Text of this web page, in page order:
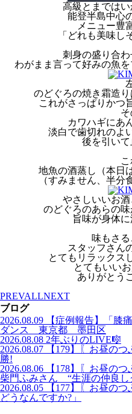
高級とまでは
能登半島中心
メニュー豊
「どれも美味し
刺身の盛り合
わがまま言って好みの魚
のどぐろの焼き霜造
これがさっぱりかつ
カワハギにあ
淡白で歯切れのよ
後を引い
地魚の酒蒸し（本日
（すみません、半分
やさしいいお
のどぐろのあらの
旨味が身体
味もさ
スタッフさん
とてもリラックス
とてもいい
ありがとう
PREVALLNEXT
ブログ
2026.08.09
【症例報告】「
ダンス 東京都 墨田区
2026.08.08 2年ぶりのLIVE🎼
2026.08.07
【179】〖お昼の
勝!
2026.08.06
【178】〖お昼の
柴門ふみさん “生涯の仲良し
2026.08.05
【177】〖お昼の
どうなんですか?」